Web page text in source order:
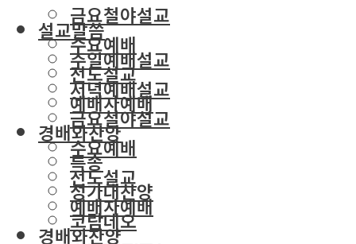
금요철야설교
수요예배
전도설교
예배자예배
경배와찬양
특송
성가대찬양
코람데오
설교말씀
주일예배설교
저녁예배설교
금요철야설교
수요예배
전도설교
예배자예배
경배와찬양